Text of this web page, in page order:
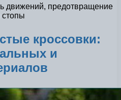
движений, предотвращение
стопы
кроссовки:
и